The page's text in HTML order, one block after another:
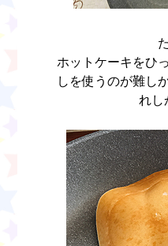
ホットケーキをひ
しを使うのが難し
れし